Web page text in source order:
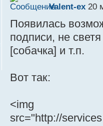
Valent-ex 20
Появилась
подписи, не
[собачка] и т.п.
Вот так:
<img
src="http://